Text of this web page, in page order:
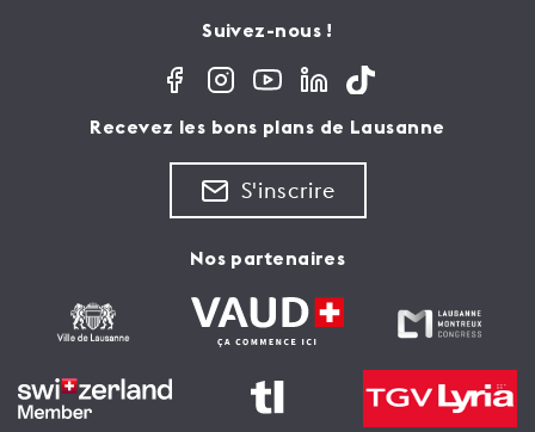
Suivez-nous !
Recevez les bons plans de Lausanne
S'inscrire
Nos partenaires